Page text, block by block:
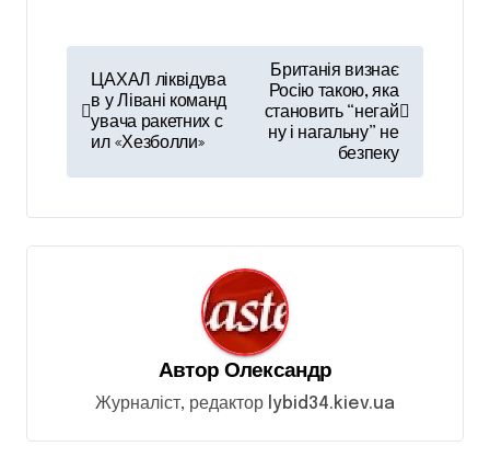
і
а
ЦАХАЛ ліквідува
в у Лівані команд
увача ракетних с
ил «Хезболли»
Британія визнає
Росію такою, яка
становить “негай
ну і нагальну” не
безпеку
Автор Олександр
Журналіст, редактор lybid34.kiev.ua